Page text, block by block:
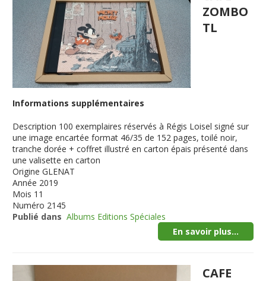
ZOMBO
TL
Informations supplémentaires
Description 100 exemplaires réservés à Régis Loisel signé sur
une image encartée format 46/35 de 152 pages, toilé noir,
tranche dorée + coffret illustré en carton épais présenté dans
une valisette en carton
Origine GLENAT
Année 2019
Mois 11
Numéro 2145
Publié dans Albums Editions Spéciales
En savoir plus...
CAFE